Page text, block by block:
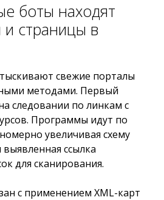
боты находят
страницы в
свежие порталы
методами. Первый
следовании по линкам с
Программы идут по
увеличивая схему
ссылка
для сканирования.
с применением XML-карт